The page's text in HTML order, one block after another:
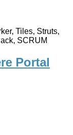
Tiles, Struts,
SCRUM
Portal